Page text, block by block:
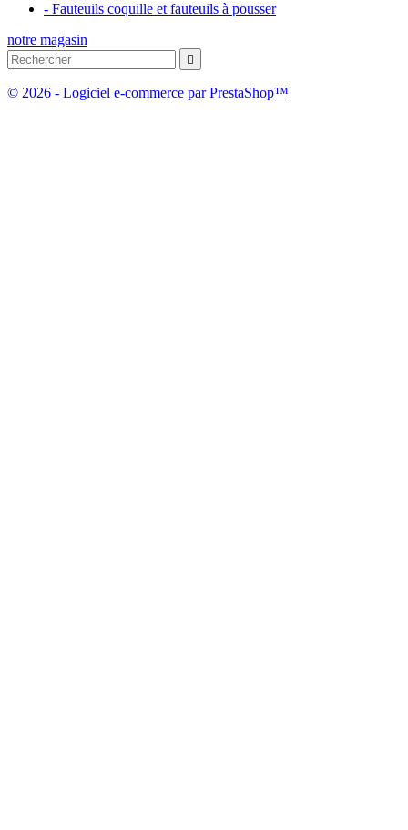
- Fauteuils coquille et fauteuils à pousser
notre magasin

© 2026 - Logiciel e-commerce par PrestaShop™